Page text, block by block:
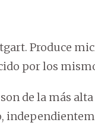
Produce
por los
de la más